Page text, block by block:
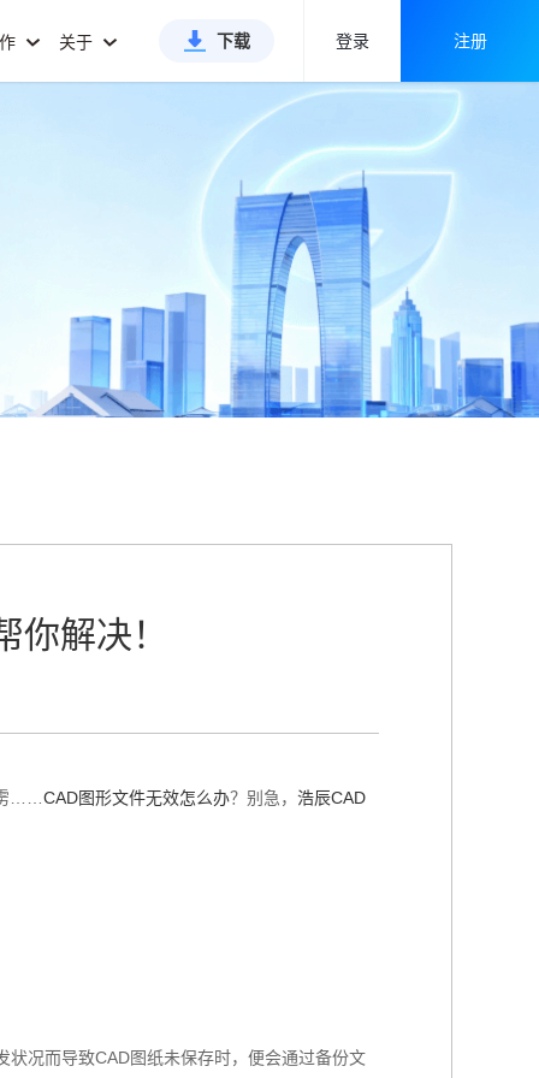
关于 下载 登录 注册
解决！
…… CAD图形文件无效怎么办？别急， 浩辰CAD
况而导致CAD图纸未保存时，便会通过备份文